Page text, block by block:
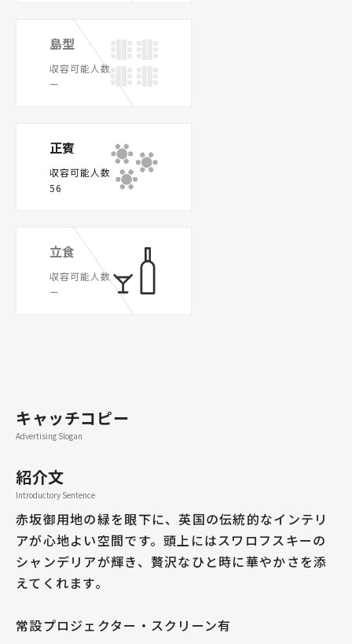
島型
収容可能人数
ー
正賓
収容可能人数
56
立食
収容可能人数
ー
キャッチコピー
Advertising Slogan
紹介文
Introductory Sentence
赤坂御用地の緑を眼下に、英国の伝統的なインテリ
アが心地よい空間です。頭上にはスワロフスキーの
シャンデリアが輝き、贅沢なひと時に華やかさを添
えてくれます。
常設プロジェクター・スクリーン有